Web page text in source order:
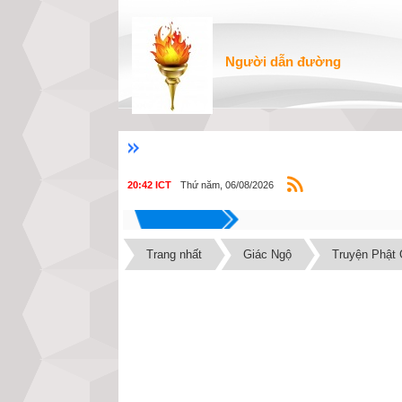
Người dẫn đường
20:42 ICT Thứ năm, 06/08/2026
Trang nhất Giác Ngộ Truyện Phật